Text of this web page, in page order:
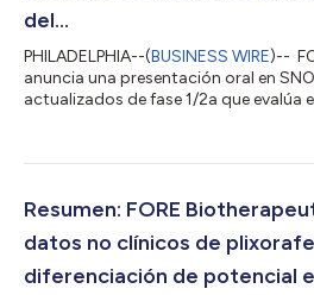
del...
PHILADELPHIA--(BUSINESS WIRE)--
anuncia una presentación oral en
actualizados de fase 1/2a que evalúa
nervioso central FORE
de fase 1/2a en el que se evalúa
PLX8394), un nuevo inhibidor selecti...
Resumen: FORE
datos no clínicos de
diferenciación de potencial